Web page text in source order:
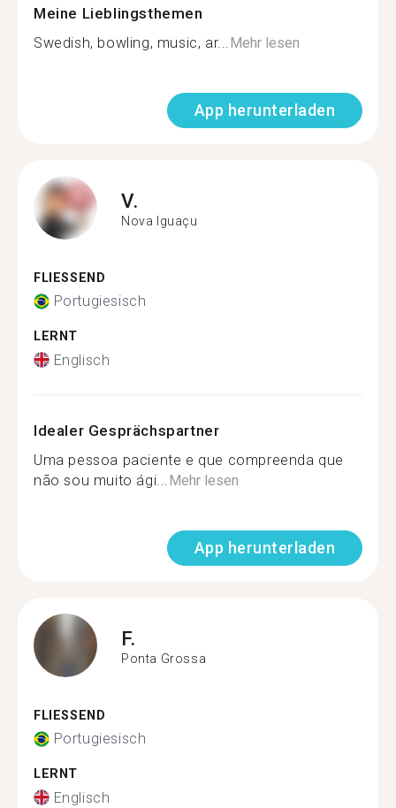
Meine Lieblingsthemen
Swedish, bowling, music, ar... Mehr lesen
App herunterladen
V.
Nova Iguaçu
FLIESSEND
Portugiesisch
LERNT
Englisch
Idealer Gesprächspartner
Uma pessoa paciente e que compreenda que
não sou muito ági... Mehr lesen
App herunterladen
F.
Ponta Grossa
FLIESSEND
Portugiesisch
LERNT
Englisch